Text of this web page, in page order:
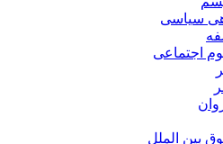
سیاسی
اجتماعی
بین الملل